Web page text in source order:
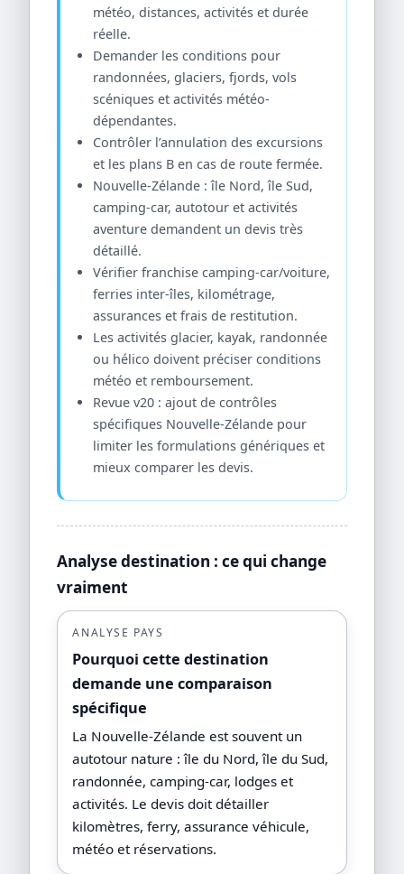
météo, distances, activités et durée
réelle.
Demander les conditions pour
randonnées, glaciers, fjords, vols
scéniques et activités météo-
dépendantes.
Contrôler l’annulation des excursions
et les plans B en cas de route fermée.
Nouvelle-Zélande : île Nord, île Sud,
camping-car, autotour et activités
aventure demandent un devis très
détaillé.
Vérifier franchise camping-car/voiture,
ferries inter-îles, kilométrage,
assurances et frais de restitution.
Les activités glacier, kayak, randonnée
ou hélico doivent préciser conditions
météo et remboursement.
Revue v20 : ajout de contrôles
spécifiques Nouvelle-Zélande pour
limiter les formulations génériques et
mieux comparer les devis.
Analyse destination : ce qui change
vraiment
ANALYSE PAYS
Pourquoi cette destination
demande une comparaison
spécifique
La Nouvelle-Zélande est souvent un
autotour nature : île du Nord, île du Sud,
randonnée, camping-car, lodges et
activités. Le devis doit détailler
kilomètres, ferry, assurance véhicule,
météo et réservations.